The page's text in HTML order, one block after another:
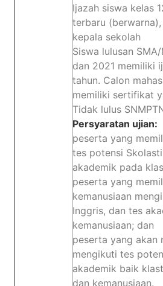
Ijazah siswa kelas
terbaru
kepala sekolah
Siswa lulusan
dan 2021 memiliki
tahun. Calon
memiliki sertifikat
Tidak lulus
Persyaratan ujian:
peserta yang
tes potensi
akademik pada
peserta yang
kemanusiaan
Inggris, dan tes
kemanusiaan; dan
peserta yang akan
mengikuti tes
akademik baik
dan kemanusiaan.